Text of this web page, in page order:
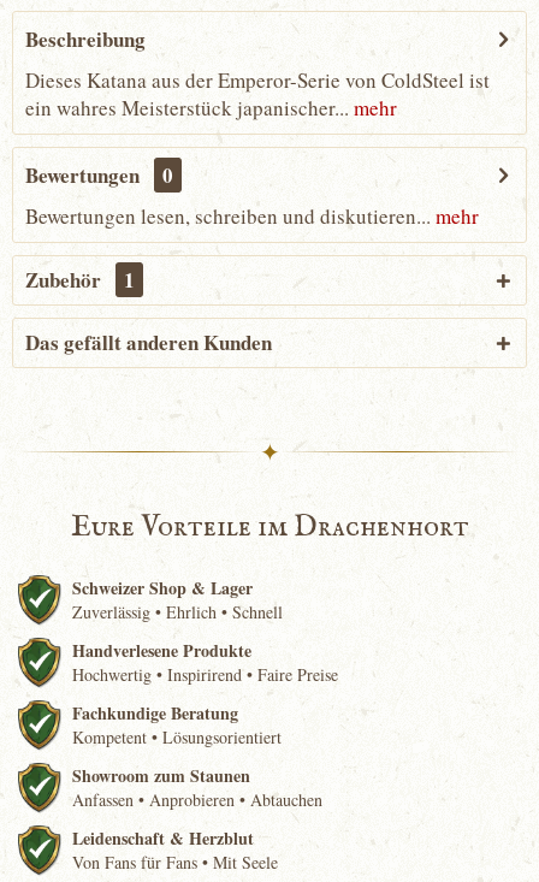
Beschreibung
Dieses Katana aus der Emperor-Serie von ColdSteel ist
ein wahres Meisterstück japanischer... mehr
Bewertungen 0
Bewertungen lesen, schreiben und diskutieren... mehr
Zubehör 1
Das gefällt anderen Kunden
✦
Eure Vorteile im Drachenhort
Schweizer Shop & Lager
Zuverlässig • Ehrlich • Schnell
Handverlesene Produkte
Hochwertig • Inspirirend • Faire Preise
Fachkundige Beratung
Kompetent • Lösungsorientiert
Showroom zum Staunen
Anfassen • Anprobieren • Abtauchen
Leidenschaft & Herzblut
Von Fans für Fans • Mit Seele